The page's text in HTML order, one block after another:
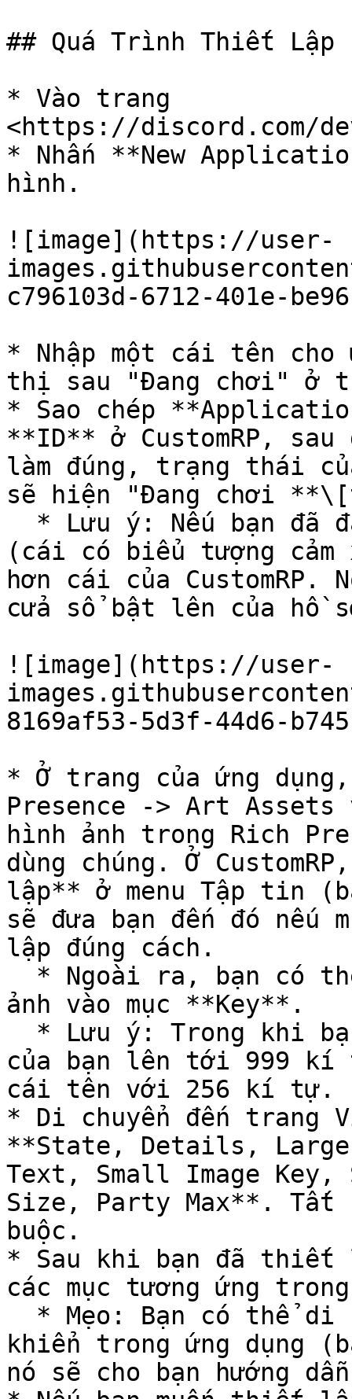
## Quá Trình Thiết Lập
* Vào trang
<https://discord.com/
* Nhấn **New
hình.
![image](https://user-
c796103d-6712-401e-
* Nhập một cái tên cho
thị sau "Đang chơi" ở
* Sao chép
**ID** ở CustomRP,
làm đúng, trạng thái
sẽ hiện "Đang chơi
(cái có biểu tượng
hơn cái của
cửa sổ bật lên của hồ
![image](https://user-
8169af53-5d3f-44d6-
* Ở trang của ứng
Presence -> Art
hình ảnh trong Rich
dùng chúng. Ở
lập** ở menu Tập tin
sẽ đưa bạn đến đó nếu
lập đúng cách.
ảnh vào mục **Key**.
của bạn lên tới 999 kí
cái tên với 256 kí tự.
* Di chuyển đến trang
**State, Details, Large
Text, Small Image
Size, Party Max**. Tất
buộc.
* Sau khi bạn đã
các mục tương ứng trong
khiển trong ứng dụng
nó sẽ cho bạn hướng